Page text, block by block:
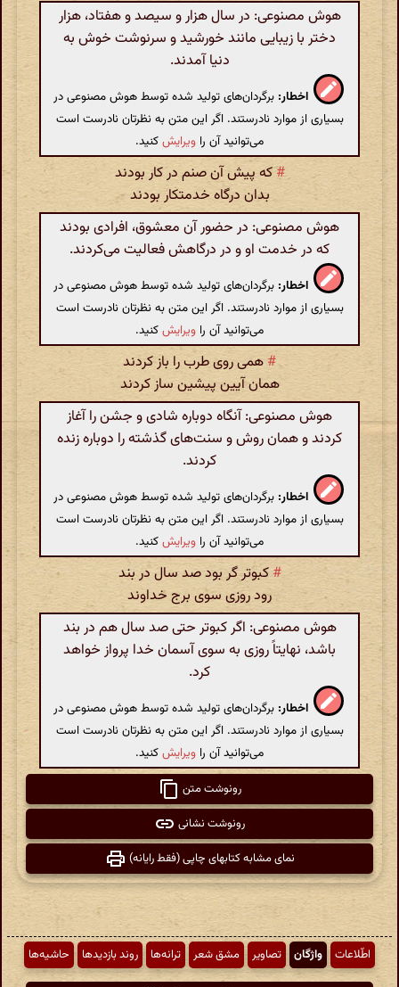
هوش مصنوعی: در سال هزار و سیصد و هفتاد، هزار
دختر با زیبایی مانند خورشید و سرنوشت خوش به
دنیا آمدند.
اخطار: برگردان‌های تولید شده توسط هوش مصنوعی در
بسیاری از موارد نادرستند. اگر این متن به نظرتان نادرست است
می‌توانید آن را ویرایشکنید.
#که پیش آن صنم در کار بودند
بدان درگاه خدمتکار بودند
هوش مصنوعی: در حضور آن معشوق، افرادی بودند
که در خدمت او و در درگاهش فعالیت می‌کردند.
اخطار: برگردان‌های تولید شده توسط هوش مصنوعی در
بسیاری از موارد نادرستند. اگر این متن به نظرتان نادرست است
می‌توانید آن را ویرایشکنید.
# همی روی طرب را باز کردند
همان آیین پیشین ساز کردند
هوش مصنوعی: آنگاه دوباره شادی و جشن را آغاز
کردند و همان روش و سنت‌های گذشته را دوباره زنده
کردند.
اخطار: برگردان‌های تولید شده توسط هوش مصنوعی در
بسیاری از موارد نادرستند. اگر این متن به نظرتان نادرست است
می‌توانید آن را ویرایشکنید.
#کبوتر گر بود صد سال در بند
رود روزی سوی برج خداوند
هوش مصنوعی: اگر کبوتر حتی صد سال هم در بند
باشد، نهایتاً روزی به سوی آسمان خدا پرواز خواهد
کرد.
اخطار: برگردان‌های تولید شده توسط هوش مصنوعی در
بسیاری از موارد نادرستند. اگر این متن به نظرتان نادرست است
می‌توانید آن را ویرایشکنید.
رونوشت متن
رونوشت نشانی
نمای مشابه کتابهای چاپی (فقط رایانه)
اطّلاعات واژگان تصاویر مشق شعر ترانه‌ها روند بازدیدها حاشیه‌ها